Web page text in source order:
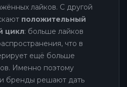
лайков. С другой
положительный
цикл: больше лайков
что в
ещё больше
Именно поэтому
бренды решают дать